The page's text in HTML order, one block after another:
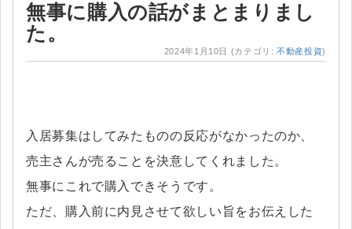
無事に購入の話がまとまりまし
た。
2024年1月10日 (カテゴリ:不動産投資)
入居募集はしてみたものの反応がなかったのか、
売主さんが売ることを決意してくれました。
無事にこれで購入できそうです。
ただ、購入前に内見させて欲しい旨をお伝えした